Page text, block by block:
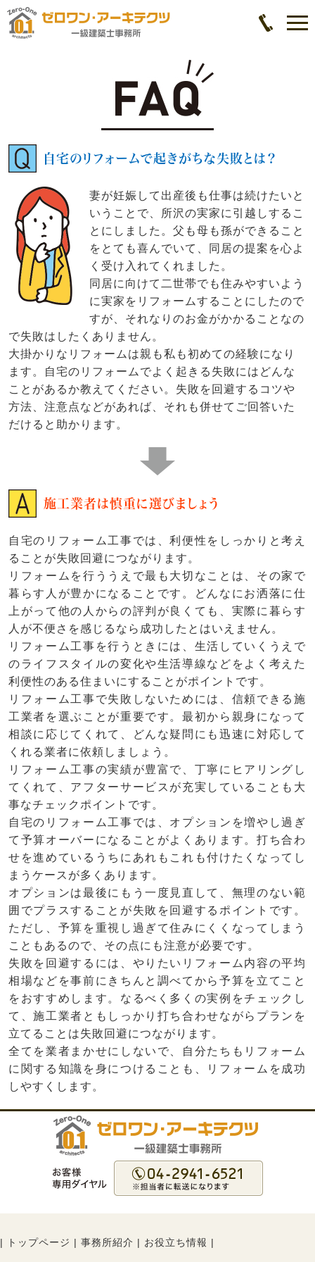
自宅のリフォームで起きがちな失敗とは？
妻が妊娠して出産後も仕事は続けたいと
いうことで、所沢の実家に引越しするこ
とにしました。父も母も孫ができること
をとても喜んでいて、同居の提案を心よ
く受け入れてくれました。
同居に向けて二世帯でも住みやすいよう
に実家をリフォームすることにしたので
すが、それなりのお金がかかることなの
で失敗はしたくありません。
大掛かりなリフォームは親も私も初めての経験になり
ます。自宅のリフォームでよく起きる失敗にはどんな
ことがあるか教えてください。失敗を回避するコツや
方法、注意点などがあれば、それも併せてご回答いた
だけると助かります。
施工業者は慎重に選びましょう
自宅のリフォーム工事では、利便性をしっかりと考え
ることが失敗回避につながります。
リフォームを行ううえで最も大切なことは、その家で
暮らす人が豊かになることです。どんなにお洒落に仕
上がって他の人からの評判が良くても、実際に暮らす
人が不便さを感じるなら成功したとはいえません。
リフォーム工事を行うときには、生活していくうえで
のライフスタイルの変化や生活導線などをよく考えた
利便性のある住まいにすることがポイントです。
リフォーム工事で失敗しないためには、信頼できる施
工業者を選ぶことが重要です。最初から親身になって
相談に応じてくれて、どんな疑問にも迅速に対応して
くれる業者に依頼しましょう。
リフォーム工事の実績が豊富で、丁寧にヒアリングし
てくれて、アフターサービスが充実していることも大
事なチェックポイントです。
自宅のリフォーム工事では、オプションを増やし過ぎ
て予算オーバーになることがよくあります。打ち合わ
せを進めているうちにあれもこれも付けたくなってし
まうケースが多くあります。
オプションは最後にもう一度見直して、無理のない範
囲でプラスすることが失敗を回避するポイントです。
ただし、予算を重視し過ぎて住みにくくなってしまう
こともあるので、その点にも注意が必要です。
失敗を回避するには、やりたいリフォーム内容の平均
相場などを事前にきちんと調べてから予算を立てこと
をおすすめします。なるべく多くの実例をチェックし
て、施工業者ともしっかり打ち合わせながらプランを
立てることは失敗回避につながります。
全てを業者まかせにしないで、自分たちもリフォーム
に関する知識を身につけることも、リフォームを成功
しやすくします。
| トップページ | 事務所紹介 | お役立ち情報 |